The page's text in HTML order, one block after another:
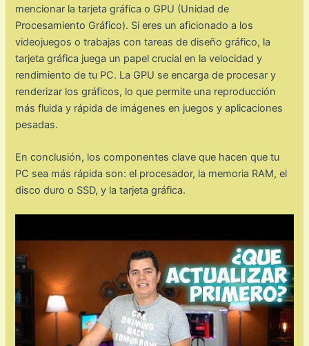
mencionar la tarjeta gráfica o GPU (Unidad de
Procesamiento Gráfico). Si eres un aficionado a los
videojuegos o trabajas con tareas de diseño gráfico, la
tarjeta gráfica juega un papel crucial en la velocidad y
rendimiento de tu PC. La GPU se encarga de procesar y
renderizar los gráficos, lo que permite una reproducción
más fluida y rápida de imágenes en juegos y aplicaciones
pesadas.
En conclusión, los componentes clave que hacen que tu
PC sea más rápida son: el procesador, la memoria RAM, el
disco duro o SSD, y la tarjeta gráfica.